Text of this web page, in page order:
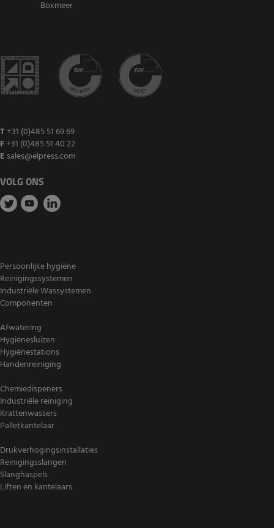
Boxmeer
T +31 (0)485 51 69 69
F+31 (0)485 51 40 22
E sales@elpress.com
VOLG ONS
Persoonlijke hygiëne
Reinigingssystemen
Industriële Wassystemen
Componenten
Afwatering
Hygiënesluizen
Hygiënestations
Handenreiniging
Chemiedispeners
Industriële reiniging
Krattenwassers
Palletkantelaar
Drukverhogingsinstallaties
Reinigingsslangen
Slanghaspels
Liften en kantelaars